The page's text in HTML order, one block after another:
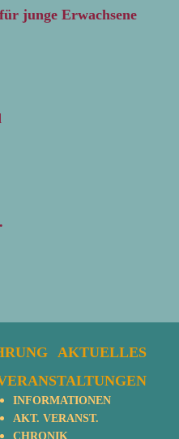
junge Erwachsene
AKTUELLES
INFORMATIONEN
AKT. VERANST.
CHRONIK